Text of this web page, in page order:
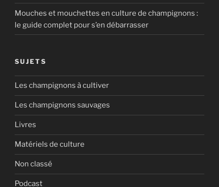
Mouches et mouchettes en culture de champignons :
le guide complet pour s’en débarrasser
SUJETS
Les champignons à cultiver
Les champignons sauvages
Livres
Matériels de culture
Non classé
Podcast